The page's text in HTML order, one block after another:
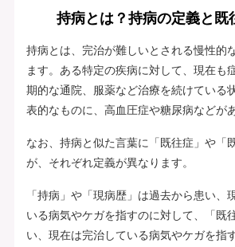
持病とは？持病の定義と既
持病とは、完治が難しいとされる慢性的
ます。ある特定の疾病に対して、現在も
期的な通院、服薬など治療を続けている
表的なものに、高血圧症や糖尿病などが
なお、持病と似た言葉に「既往症」や「
が、それぞれ定義が異なります。
「持病」や「現病歴」は過去から患い、
いる病気やケガを指すのに対して、「既
い、現在は完治している病気やケガを指